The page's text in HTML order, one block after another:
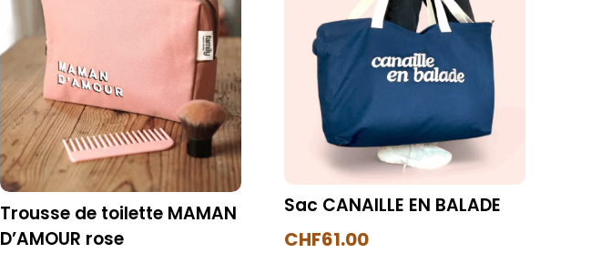
Trousse de toilette MAMAN
D’AMOUR rose
Sac CANAILLE EN BALADE
CHF61.00